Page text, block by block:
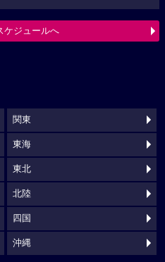
ケジュールへ
関東
東海
東北
北陸
四国
沖縄